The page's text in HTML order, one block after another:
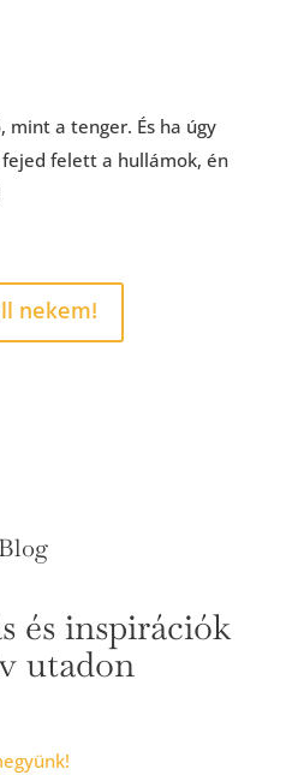
mint a tenger. És ha úgy
fejed felett a hullámok, én
nekem!
Blog
és inspirációk
utadon